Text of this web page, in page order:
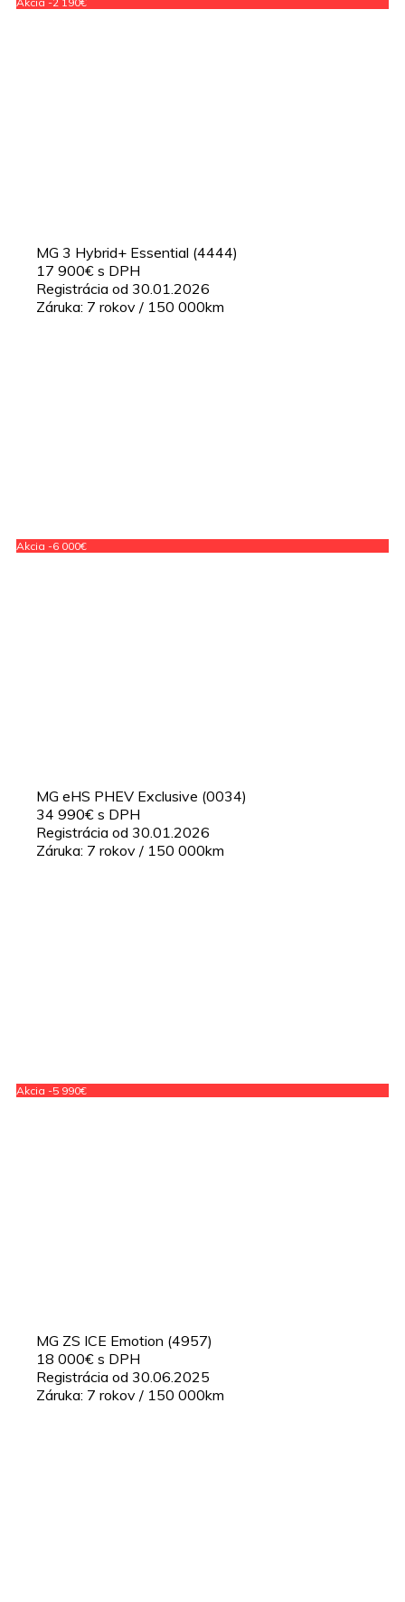
MG 3 Hybrid+ Essential (4444)
17 900€ s DPH
Registrácia od 30.01.2026
Záruka: 7 rokov / 150 000km
Akcia -6 000€
MG eHS PHEV Exclusive (0034)
34 990€ s DPH
Registrácia od 30.01.2026
Záruka: 7 rokov / 150 000km
Akcia -5 990€
MG ZS ICE Emotion (4957)
18 000€ s DPH
Registrácia od 30.06.2025
Záruka: 7 rokov / 150 000km